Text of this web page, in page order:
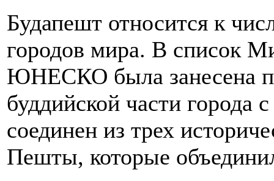
Будапешт относится к
городов мира. В список
ЮНЕСКО была занесена
буддийской части города
соединен из трех
Пешты, которые